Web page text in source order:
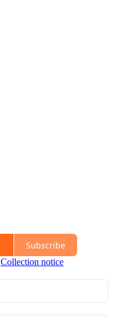
Subscribe
Collection notice